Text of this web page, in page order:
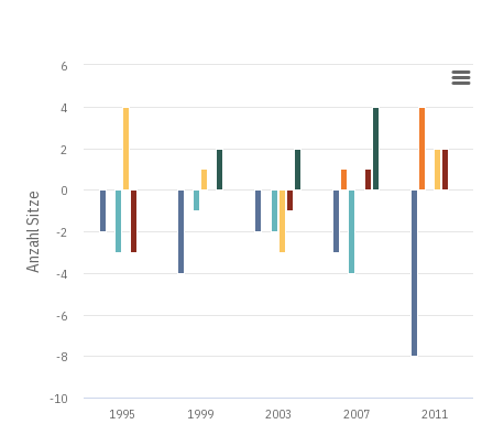
Anzahl Sitze
1995 1999 2003 2007 2011
-10
-8
-6
-4
-2
0
2
4
6